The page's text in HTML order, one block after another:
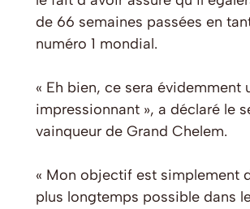
de 66 semaines passées en
numéro 1 mondial.
« Eh bien, ce sera évidemment
impressionnant », a déclaré le
vainqueur de Grand Chelem.
« Mon objectif est simplement
plus longtemps possible dans